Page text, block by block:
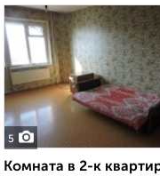
5
Комната в 2-к